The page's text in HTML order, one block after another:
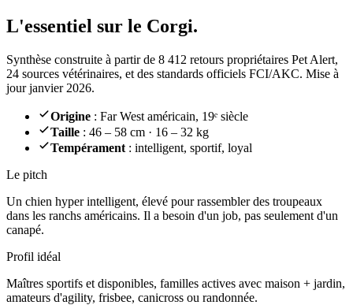
L'essentiel sur le Corgi.
Synthèse construite à partir de 8 412 retours propriétaires Pet Alert,
24 sources vétérinaires, et des standards officiels FCI/AKC. Mise à
jour janvier 2026.
Origine : Far West américain, 19ᵉ siècle
Taille : 46 – 58 cm · 16 – 32 kg
Tempérament : intelligent, sportif, loyal
Le pitch
Un chien hyper intelligent, élevé pour rassembler des troupeaux
dans les ranchs américains. Il a besoin d'un job, pas seulement d'un
canapé.
Profil idéal
Maîtres sportifs et disponibles, familles actives avec maison + jardin,
amateurs d'agility, frisbee, canicross ou randonnée.